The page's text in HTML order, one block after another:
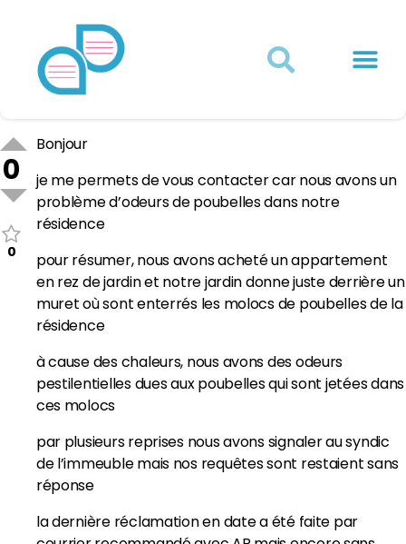
0
0
Bonjour
je me permets de vous contacter car nous avons un
problème d’odeurs de poubelles dans notre
résidence
pour résumer, nous avons acheté un appartement
en rez de jardin et notre jardin donne juste derrière un
muret où sont enterrés les molocs de poubelles de la
résidence
à cause des chaleurs, nous avons des odeurs
pestilentielles dues aux poubelles qui sont jetées dans
ces molocs
par plusieurs reprises nous avons signaler au syndic
de l’immeuble mais nos requêtes sont restaient sans
réponse
la dernière réclamation en date a été faite par